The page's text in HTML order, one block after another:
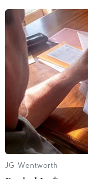
Xuân Dũng
29/06/2017 09:19
Chỉ số VN-Index
sắc xanh khi
dịch ngày 29/6
ngưỡng 770 điểm.
JG Wentworth